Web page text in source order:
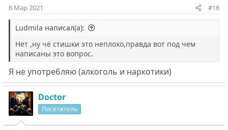
6 Мар 2021 #16
Ludmila написал(а):
Нет ,ну чё стишки это неплохо,правда вот под чем
написаны это вопрос.
Я не употребляю (алкоголь и наркотики)
Doctor
Посетитель